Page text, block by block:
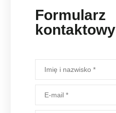
Formularz
kontaktowy